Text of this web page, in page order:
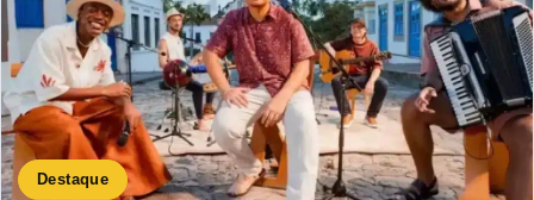
Destaque